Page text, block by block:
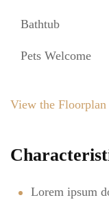
Bathtub
Pets Welcome
View the Floorplan
Lorem ipsum